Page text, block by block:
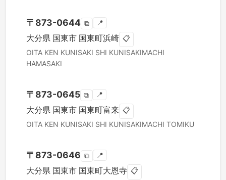
〒 873-0644 ⧉ 📍
大分県 国東市 国東町浜崎 📋
OITA KEN KUNISAKI SHI KUNISAKIMACHI
HAMASAKI
〒 873-0645 ⧉ 📍
大分県 国東市 国東町富来 📋
OITA KEN KUNISAKI SHI KUNISAKIMACHI TOMIKU
〒 873-0646 ⧉ 📍
大分県 国東市 国東町大恩寺 📋